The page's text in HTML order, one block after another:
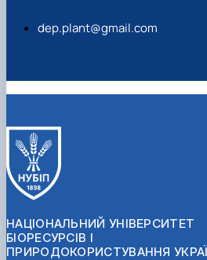
dep.plant@gmail.com
НАЦІОНАЛЬНИЙ УНІВЕРСИТЕТ
БІОРЕСУРСІВ І
ПРИРОДОКОРИСТУВАННЯ